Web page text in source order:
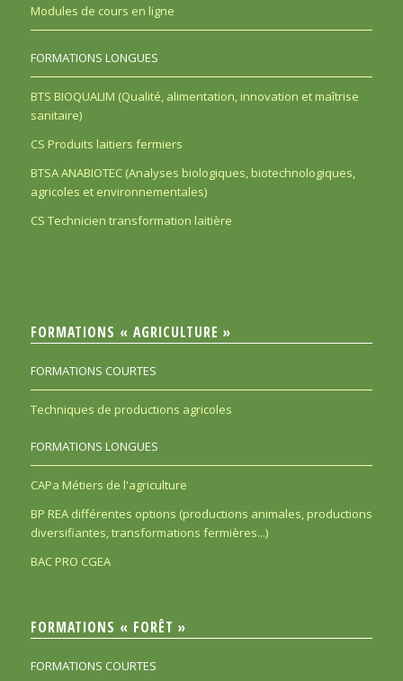
Modules de cours en ligne
FORMATIONS LONGUES
BTS BIOQUALIM (Qualité, alimentation, innovation et maîtrise
sanitaire)
CS Produits laitiers fermiers
BTSA ANABIOTEC (Analyses biologiques, biotechnologiques,
agricoles et environnementales)
CS Technicien transformation laitière
FORMATIONS « AGRICULTURE »
FORMATIONS COURTES
Techniques de productions agricoles
FORMATIONS LONGUES
CAPa Métiers de l'agriculture
BP REA différentes options (productions animales, productions
diversifiantes, transformations fermières...)
BAC PRO CGEA
FORMATIONS « FORÊT »
FORMATIONS COURTES